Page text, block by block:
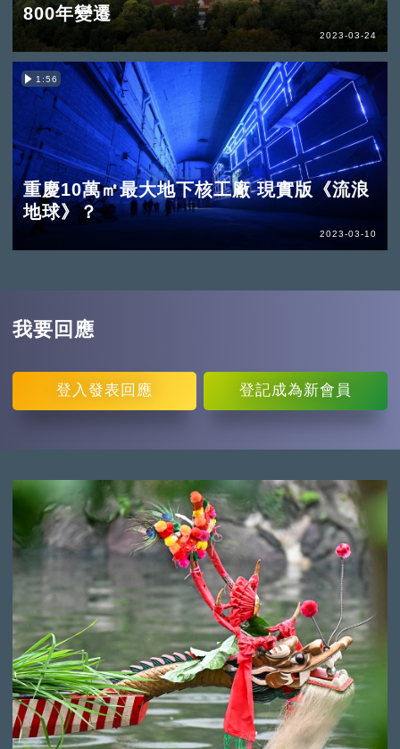
800年變遷
2023-03-24
1:56
重慶10萬㎡最大地下核工廠 現實版《流浪
地球》？
2023-03-10
我要回應
登入 發表回應 登記成為新會員